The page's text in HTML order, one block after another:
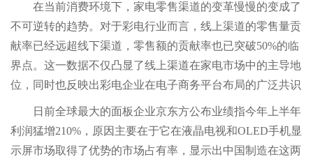
在当前消费环境下，家电零售渠道的变革慢慢的变成了
不可逆转的趋势。对于彩电行业而言，线上渠道的零售量贡
献率已经远超线下渠道，零售额的贡献率也已突破50%的临
界点。这一数据不仅凸显了线上渠道在家电市场中的主导地
位，同时也反映出彩电企业在电子商务平台布局的广泛共识
日前全球最大的面板企业京东方公布业绩指今年上半年
利润猛增210%，原因主要在于它在液晶电视和OLED手机显
示屏市场取得了优势的市场占有率，显示出中国制造在这两